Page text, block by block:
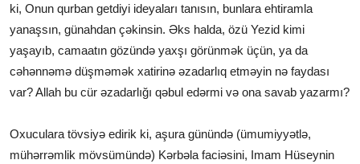
ki, Onun qurban getdiyi ideyaları tanısın, bunlara ehtiramla
yanaşsın, günahdan çəkinsin. Əks halda, özü Yezid kimi
yaşayıb, camaatın gözündə yaxşı görünmək üçün, ya da
cəhənnəmə düşməmək xatirinə əzadarlıq etməyin nə faydası
var? Allah bu cür əzadarlığı qəbul edərmi və ona savab yazarmı?
Oxuculara tövsiyə edirik ki, aşura günündə (ümumiyyətlə,
mühərrəmlik mövsümündə) Kərbəla faciəsini, Imam Hüseynin